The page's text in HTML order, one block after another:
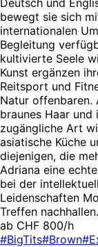
bewegt sie sich
internationalen
Begleitung
kultivierte Seele
Kunst ergänzen
Reitsport und
Natur offenbaren.
braunes Haar und
zugängliche Art
asiatische Küche
diejenigen, die
Adriana eine
bei der
Leidenschaften
Treffen nachhallen.
ab CHF 800/h
#BigTits#Brown